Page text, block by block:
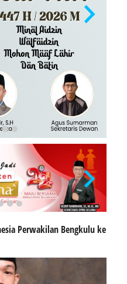
Perwakilan Bengkulu ke